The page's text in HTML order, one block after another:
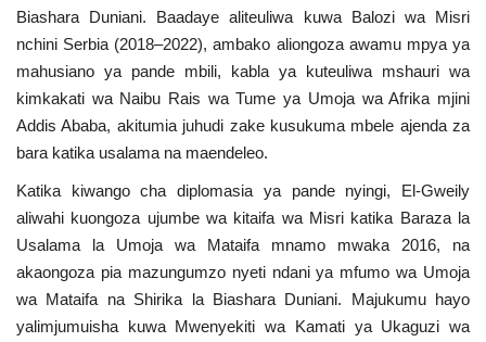
Nafasi
Washiriki
Video
Maonyesho
Wadhamini
Language
Biashara Duniani. Baadaye aliteuliwa kuwa Balozi wa Misri
nchini Serbia (2018–2022), ambako aliongoza awamu mpya ya
mahusiano ya pande mbili, kabla ya kuteuliwa mshauri wa
kimkakati wa Naibu Rais wa Tume ya Umoja wa Afrika mjini
Addis Ababa, akitumia juhudi zake kusukuma mbele ajenda za
bara katika usalama na maendeleo.
Katika kiwango cha diplomasia ya pande nyingi, El-Gweily
aliwahi kuongoza ujumbe wa kitaifa wa Misri katika Baraza la
Usalama la Umoja wa Mataifa mnamo mwaka 2016, na
akaongoza pia mazungumzo nyeti ndani ya mfumo wa Umoja
wa Mataifa na Shirika la Biashara Duniani. Majukumu hayo
yalimjumuisha kuwa Mwenyekiti wa Kamati ya Ukaguzi wa